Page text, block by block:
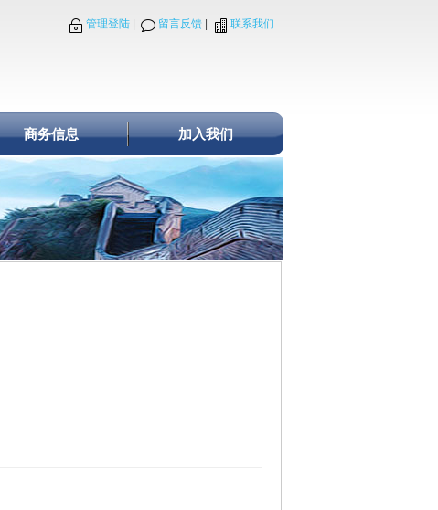
管理登陆| 留言反馈| 联系我们
商务信息 加入我们